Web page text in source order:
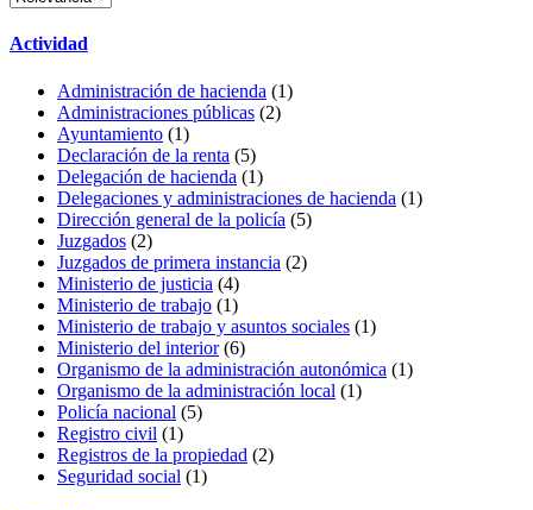
Actividad
Administración de hacienda (1)
Administraciones públicas (2)
Ayuntamiento (1)
Declaración de la renta (5)
Delegación de hacienda (1)
Delegaciones y administraciones de hacienda (1)
Dirección general de la policía (5)
Juzgados (2)
Juzgados de primera instancia (2)
Ministerio de justicia (4)
Ministerio de trabajo (1)
Ministerio de trabajo y asuntos sociales (1)
Ministerio del interior(6)
Organismo de la administración autonómica (1)
Organismo de la administración local (1)
Policía nacional (5)
Registro civil (1)
Registros de la propiedad (2)
Seguridad social (1)